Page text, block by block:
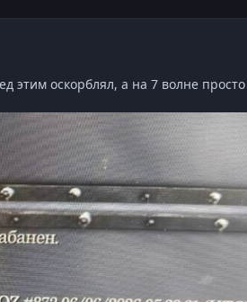
этим оскорблял, а на 7 волне